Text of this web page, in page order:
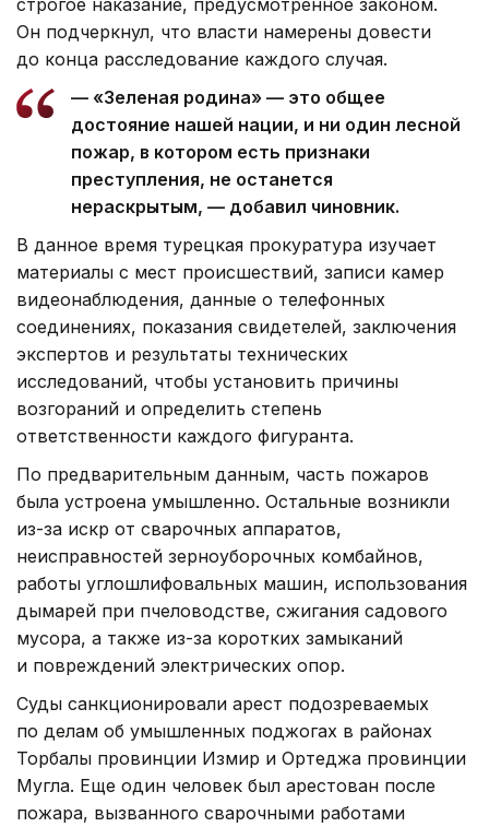
строгое наказание, предусмотренное законом.
Он подчеркнул, что власти намерены довести
до конца расследование каждого случая.
— «Зеленая родина» — это общее
достояние нашей нации, и ни один лесной
пожар, в котором есть признаки
преступления, не останется
нераскрытым, — добавил чиновник.
В данное время турецкая прокуратура изучает
материалы с мест происшествий, записи камер
видеонаблюдения, данные о телефонных
соединениях, показания свидетелей, заключения
экспертов и результаты технических
исследований, чтобы установить причины
возгораний и определить степень
ответственности каждого фигуранта.
По предварительным данным, часть пожаров
была устроена умышленно. Остальные возникли
из-за искр от сварочных аппаратов,
неисправностей зерноуборочных комбайнов,
работы углошлифовальных машин, использования
дымарей при пчеловодстве, сжигания садового
мусора, а также из-за коротких замыканий
и повреждений электрических опор.
Суды санкционировали арест подозреваемых
по делам об умышленных поджогах в районах
Торбалы провинции Измир и Ортеджа провинции
Мугла. Еще один человек был арестован после
пожара, вызванного сварочными работами